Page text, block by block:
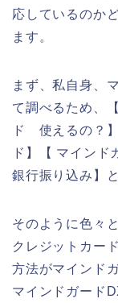
応しているのか
ます。
まず、私自身、
て調べるため、
ド 使えるの？
ド】【 マインド
銀行振り込み】
そのように色々
クレジットカー
方法がマインド
マインドガード